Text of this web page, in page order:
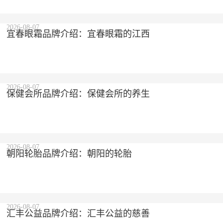
宜春眼霜品牌介绍：宜春眼霜的江西
2026-08-07
保健会所品牌介绍：保健会所的养生
2026-08-07
朝阳轮胎品牌介绍：朝阳的轮胎
2026-08-07
汇丰公益品牌介绍：汇丰公益的慈善
2026-08-07